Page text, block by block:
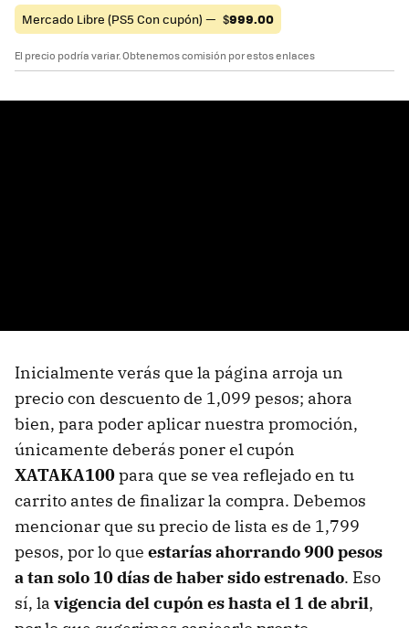
Mercado Libre (PS5 Con cupón) — $999.00
El precio podría variar. Obtenemos comisión por estos enlaces
Inicialmente verás que la página arroja un
precio con descuento de 1,099 pesos; ahora
bien, para poder aplicar nuestra promoción,
únicamente deberás poner el cupón
XATAKA100para que se vea reflejado en tu
carrito antes de finalizar la compra. Debemos
mencionar que su precio de lista es de 1,799
pesos, por lo que estarías ahorrando 900 pesos
a tan solo 10 días de haber sido estrenado. Eso
sí, la vigencia del cupón es hasta el 1 de abril,